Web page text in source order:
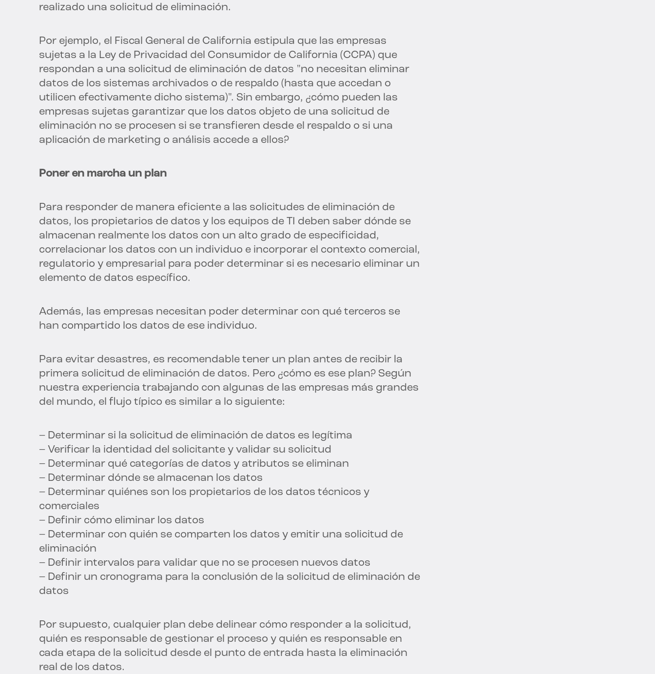
realizado una solicitud de eliminación.
Por ejemplo, el Fiscal General de California estipula que las empresas
sujetas a la Ley de Privacidad del Consumidor de California (CCPA) que
respondan a una solicitud de eliminación de datos "no necesitan eliminar
datos de los sistemas archivados o de respaldo (hasta que accedan o
utilicen efectivamente dicho sistema)". Sin embargo, ¿cómo pueden las
empresas sujetas garantizar que los datos objeto de una solicitud de
eliminación no se procesen si se transfieren desde el respaldo o si una
aplicación de marketing o análisis accede a ellos?
Poner en marcha un plan
Para responder de manera eficiente a las solicitudes de eliminación de
datos, los propietarios de datos y los equipos de TI deben saber dónde se
almacenan realmente los datos con un alto grado de especificidad,
correlacionar los datos con un individuo e incorporar el contexto comercial,
regulatorio y empresarial para poder determinar si es necesario eliminar un
elemento de datos específico.
Además, las empresas necesitan poder determinar con qué terceros se
han compartido los datos de ese individuo.
Para evitar desastres, es recomendable tener un plan antes de recibir la
primera solicitud de eliminación de datos. Pero ¿cómo es ese plan? Según
nuestra experiencia trabajando con algunas de las empresas más grandes
del mundo, el flujo típico es similar a lo siguiente:
– Determinar si la solicitud de eliminación de datos es legítima
– Verificar la identidad del solicitante y validar su solicitud
– Determinar qué categorías de datos y atributos se eliminan
– Determinar dónde se almacenan los datos
– Determinar quiénes son los propietarios de los datos técnicos y
comerciales
– Definir cómo eliminar los datos
– Determinar con quién se comparten los datos y emitir una solicitud de
eliminación
– Definir intervalos para validar que no se procesen nuevos datos
– Definir un cronograma para la conclusión de la solicitud de eliminación de
datos
Por supuesto, cualquier plan debe delinear cómo responder a la solicitud,
quién es responsable de gestionar el proceso y quién es responsable en
cada etapa de la solicitud desde el punto de entrada hasta la eliminación
real de los datos.